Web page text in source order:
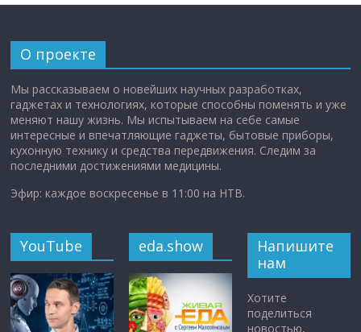
О проекте
Мы рассказываем о новейших научных разработках,
гаджетах и технологиях, которые способны поменять и уже
меняют нашу жизнь. Мы испытываем на себе самые
интересные и впечатляющие гаджеты, бытовые приборы,
кухонную технику и средства передвижения. Следим за
последними достижениями медицины.
Эфир: каждое воскресенье в 11:00 на НТВ.
YouTube eda.show
Напишите
нам
Хотите
поделиться
новостью,